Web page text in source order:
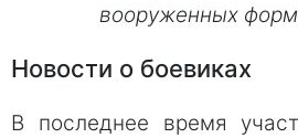
вооруженных
Новости о боевиках
В последнее время